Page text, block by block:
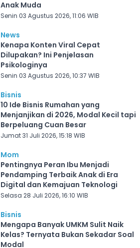
Anak Muda
Senin 03 Agustus 2026, 11:06 WIB
News
Kenapa Konten Viral Cepat
Dilupakan? Ini Penjelasan
Psikologinya
Senin 03 Agustus 2026, 10:37 WIB
Bisnis
10 Ide Bisnis Rumahan yang
Menjanjikan di 2026, Modal Kecil tapi
Berpeluang Cuan Besar
Jumat 31 Juli 2026, 15:18 WIB
Mom
Pentingnya Peran Ibu Menjadi
Pendamping Terbaik Anak di Era
Digital dan Kemajuan Teknologi
Selasa 28 Juli 2026, 16:10 WIB
Bisnis
Mengapa Banyak UMKM Sulit Naik
Kelas? Ternyata Bukan Sekadar Soal
Modal